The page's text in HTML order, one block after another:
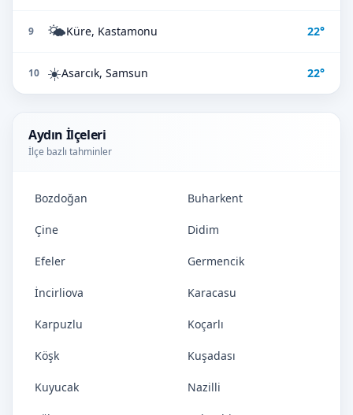
9 🌤️Küre, Kastamonu 22°
10 ☀️Asarcık, Samsun 22°
Aydın İlçeleri
İlçe bazlı tahminler
Bozdoğan Buharkent
Çine Didim
Efeler Germencik
İncirliova Karacasu
Karpuzlu Koçarlı
Köşk Kuşadası
Kuyucak Nazilli